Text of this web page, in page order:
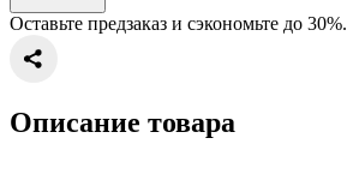
Оставьте предзаказ и сэкономьте до 30%.
Описание товара